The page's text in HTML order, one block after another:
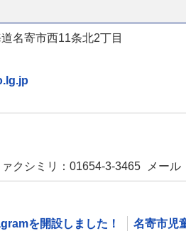
名寄市西11条北2丁目
ァクシミリ：01654-3-3465 メール
を開設しました！
名寄市児